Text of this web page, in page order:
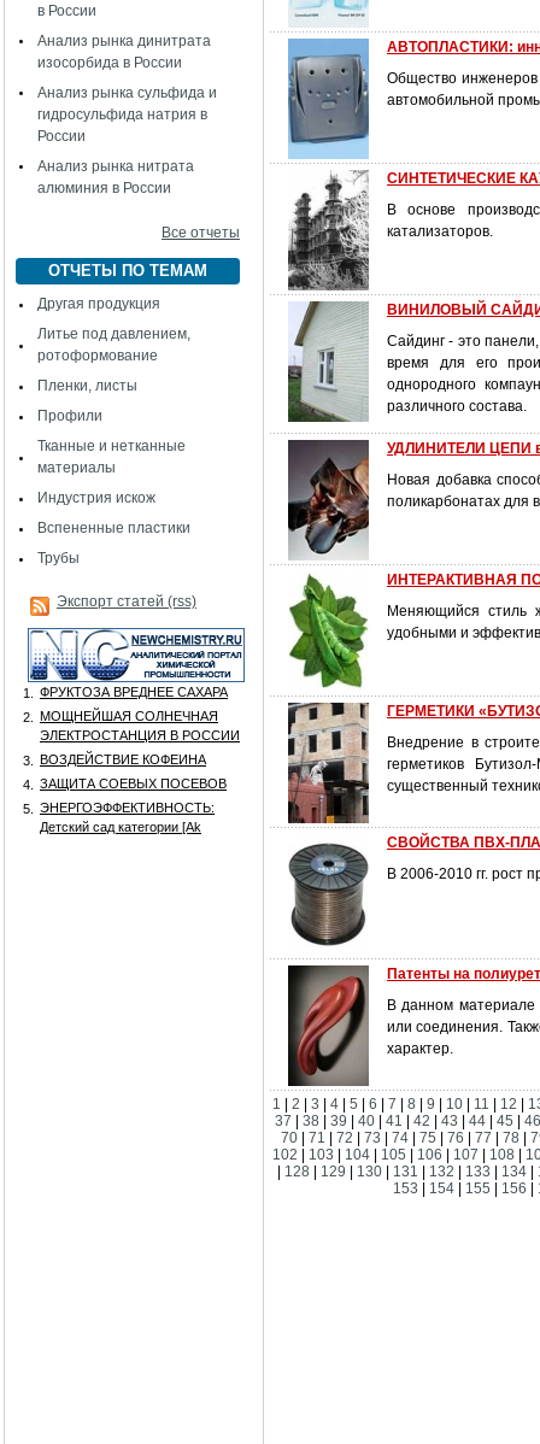
в России
Анализ рынка динитрата
изосорбида в России
Анализ рынка сульфида и
гидросульфида натрия в
России
Анализ рынка нитрата
алюминия в России
Все отчеты
ОТЧЕТЫ ПО ТЕМАМ
Другая продукция
Литье под давлением,
ротоформование
Пленки, листы
Профили
Тканные и нетканные
материалы
Индустрия искож
Вспененные пластики
Трубы
Экспорт статей (rss)
1.
ФРУКТОЗА ВРЕДНЕЕ САХАРА
2.
МОЩНЕЙШАЯ СОЛНЕЧНАЯ
ЭЛЕКТРОСТАНЦИЯ В РОССИИ
3.
ВОЗДЕЙСТВИЕ КОФЕИНА
4.
ЗАЩИТА СОЕВЫХ ПОСЕВОВ
5.
ЭНЕРГОЭФФЕКТИВНОСТЬ:
Детский сад категории [Аk
АВТОПЛАСТИКИ:
Общество инженеров
автомобильной
СИНТЕТИЧЕСКИЕ
В основе
катализаторов.
ВИНИЛОВЫЙ
Сайдинг - это
время для его
однородного
различного состава.
УДЛИНИТЕЛИ ЦЕПИ
Новая добавка
поликарбонатах для
ИНТЕРАКТИВНАЯ
Меняющийся стиль
удобными и
ГЕРМЕТИКИ
Внедрение в
герметиков
существенный
СВОЙСТВА ПВХ-
В 2006-2010 гг. рост
Патенты на
В данном материале
или соединения.
характер.
1 2 3 4 5 6 7 8 9 10 11 12
37
|38 |39 |40 |41 |42 |43 |44 |45 |
70
71 72 73 74 75 76 77 78
102
103 104 105 106 107 108
128 129 130 131 132 133 134
153
154 155 156